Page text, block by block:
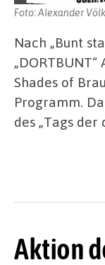
Foto: Alexander
Nach „Bunt
Shades of
Programm.
des „Tags
Aktion